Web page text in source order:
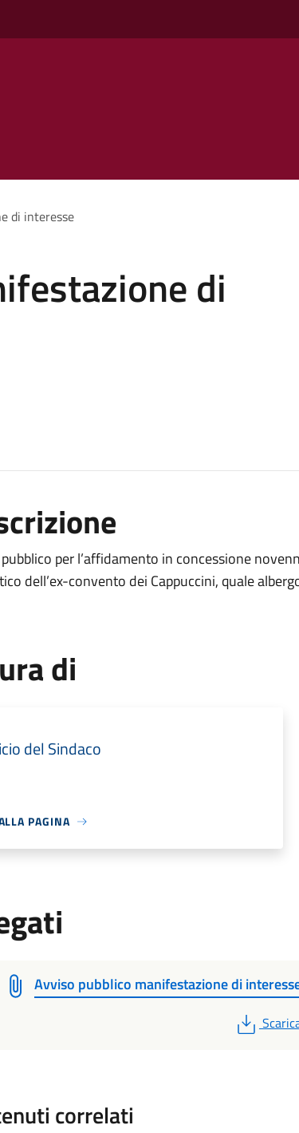
di interesse
di
per l’affidamento in concessione
dell’ex-convento dei Cappuccini, quale
di
del Sindaco
PAGINA
Avviso pubblico manifestazione di
PDF
correlati